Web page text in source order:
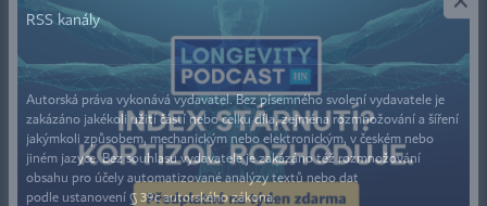
RSS kanály
Autorská práva vykonává vydavatel. Bez písemného svolení vydavatele je
zakázáno jakékoli užití částí nebo celku díla, zejména rozmnožování a šíření
jakýmkoli způsobem, mechanickým nebo elektronickým, v českém nebo
jiném jazyce. Bez souhlasu vydavatele je zakázáno též rozmnožování
obsahu pro účely automatizované analýzy textů nebo dat
podle ustanovení § 39c autorského zákona.